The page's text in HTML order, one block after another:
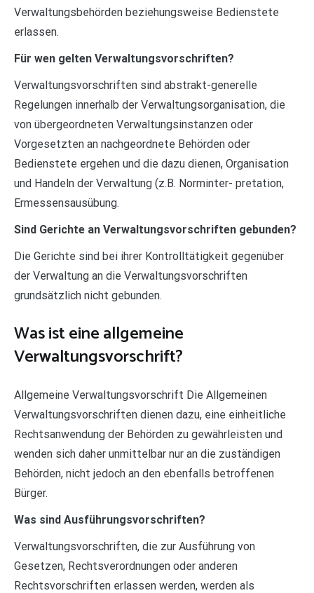
Verwaltungsbehörden beziehungsweise Bedienstete
erlassen.
Für wen gelten Verwaltungsvorschriften?
Verwaltungsvorschriften sind abstrakt-generelle
Regelungen innerhalb der Verwaltungsorganisation, die
von übergeordneten Verwaltungsinstanzen oder
Vorgesetzten an nachgeordnete Behörden oder
Bedienstete ergehen und die dazu dienen, Organisation
und Handeln der Verwaltung (z.B. Norminter- pretation,
Ermessensausübung.
Sind Gerichte an Verwaltungsvorschriften gebunden?
Die Gerichte sind bei ihrer Kontrolltätigkeit gegenüber
der Verwaltung an die Verwaltungsvorschriften
grundsätzlich nicht gebunden.
Was ist eine allgemeine
Verwaltungsvorschrift?
Allgemeine Verwaltungsvorschrift Die Allgemeinen
Verwaltungsvorschriften dienen dazu, eine einheitliche
Rechtsanwendung der Behörden zu gewährleisten und
wenden sich daher unmittelbar nur an die zuständigen
Behörden, nicht jedoch an den ebenfalls betroffenen
Bürger.
Was sind Ausführungsvorschriften?
Verwaltungsvorschriften, die zur Ausführung von
Gesetzen, Rechtsverordnungen oder anderen
Rechtsvorschriften erlassen werden, werden als